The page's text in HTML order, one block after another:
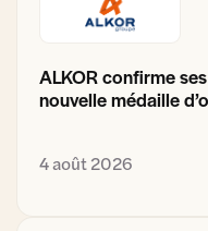
ALKOR confirme
nouvelle médaille
4 août 2026